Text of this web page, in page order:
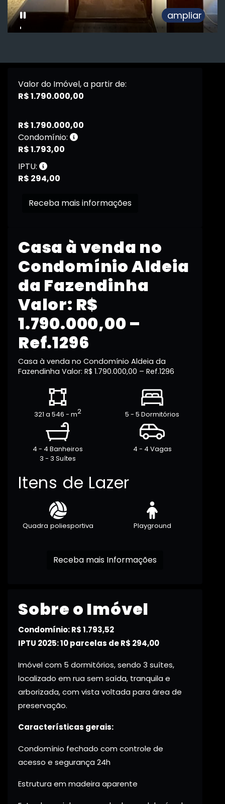
ampliar
Casa à venda no
Condomínio Aldeia
da Fazendinha
Valor: R$
1.790.000,00 –
Ref.1296
Casa à venda no Condomínio Aldeia da
Fazendinha Valor: R$ 1.790.000,00 – Ref.1296
321 a 546 - m2 5 - 5 Dormitórios
4 - 4 Banheiros
3 - 3 Suítes
4 - 4 Vagas
Itens de Lazer
Quadra poliesportiva Playground
Receba mais Informações
Sobre o Imóvel
Condomínio: R$ 1.793,52
IPTU 2025: 10 parcelas de R$ 294,00
Imóvel com 5 dormitórios, sendo 3 suítes,
localizado em rua sem saída, tranquila e
arborizada, com vista voltada para área de
preservação.
Características gerais:
Condomínio fechado com controle de
acesso e segurança 24h
Estrutura em madeira aparente
Valor do Imóvel, a partir de:
R$ 1.790.000,00
R$ 1.790.000,00
Condomínio:
R$ 1.793,00
IPTU:
R$ 294,00
Receba mais informações